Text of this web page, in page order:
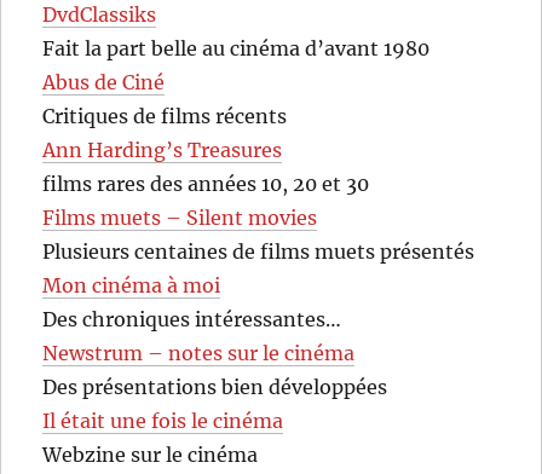
DvdClassiks
Fait la part belle au cinéma d’avant 1980
Abus de Ciné
Critiques de films récents
Ann Harding’s Treasures
films rares des années 10, 20 et 30
Films muets – Silent movies
Plusieurs centaines de films muets présentés
Mon cinéma à moi
Des chroniques intéressantes…
Newstrum – notes sur le cinéma
Des présentations bien développées
Il était une fois le cinéma
Webzine sur le cinéma